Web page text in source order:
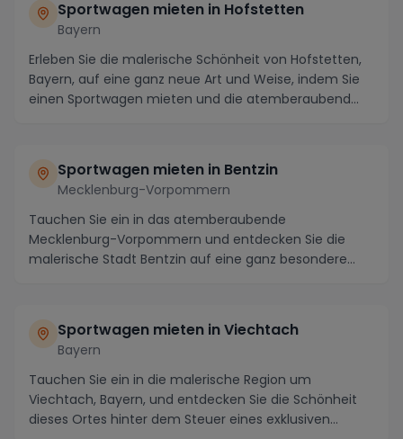
Sportwagen mieten in Hofstetten
Bayern
Erleben Sie die malerische Schönheit von Hofstetten,
Bayern, auf eine ganz neue Art und Weise, indem Sie
einen Sportwagen mieten und die atemberaubend...
Sportwagen mieten in Bentzin
Mecklenburg-Vorpommern
Tauchen Sie ein in das atemberaubende
Mecklenburg-Vorpommern und entdecken Sie die
malerische Stadt Bentzin auf eine ganz besondere
Sportwagen mieten in Viechtach
Bayern
Tauchen Sie ein in die malerische Region um
Viechtach, Bayern, und entdecken Sie die Schönheit
dieses Ortes hinter dem Steuer eines exklusiven